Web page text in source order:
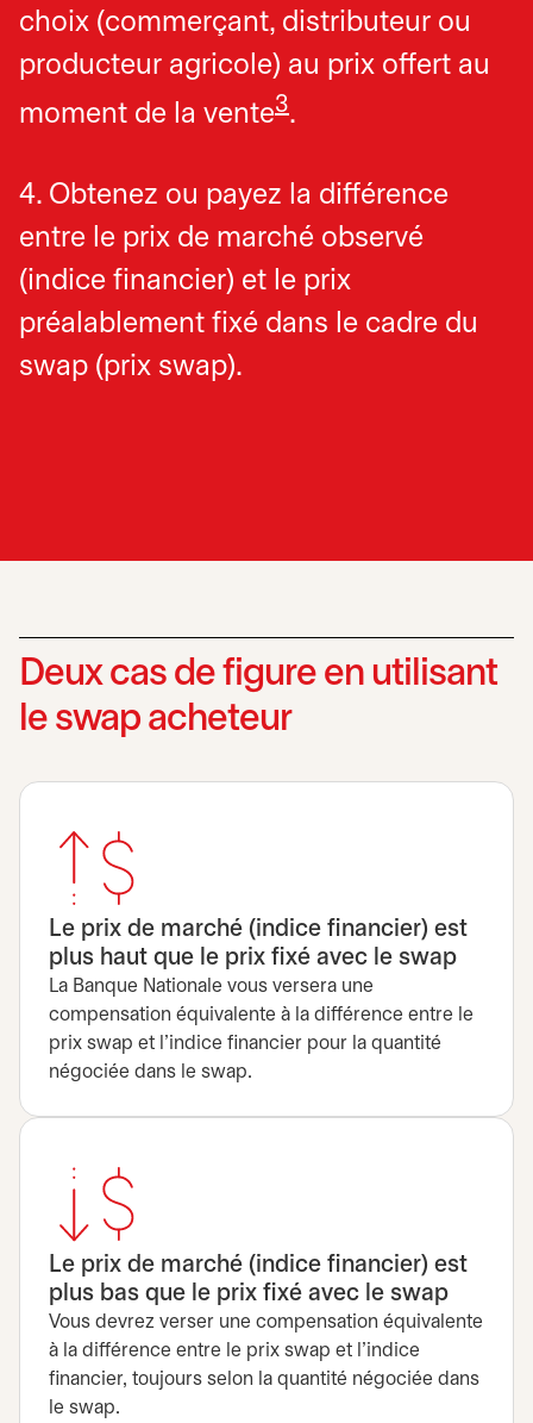
choix (commerçant, distributeur ou
producteur agricole) au prix offert au
moment de la vente3.
4. Obtenez ou payez la différence
entre le prix de marché observé
(indice financier) et le prix
préalablement fixé dans le cadre du
swap (prix swap).
Deux cas de figure en utilisant
le swap acheteur
Le prix de marché (indice financier) est
plus haut que le prix fixé avec le swap
La Banque Nationale vous versera une
compensation équivalente à la différence entre le
prix swap et l’indice financier pour la quantité
négociée dans le swap.
Le prix de marché (indice financier) est
plus bas que le prix fixé avec le swap
Vous devrez verser une compensation équivalente
à la différence entre le prix swap et l’indice
financier, toujours selon la quantité négociée dans
le swap.